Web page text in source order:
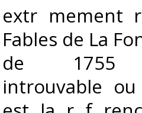
extr mement
Fables de La
de 1755
introuvable